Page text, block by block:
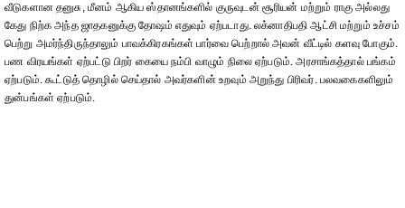
வீடுகளான தனுசு, மீனம் ஆகிய ஸ்தானங்களில் குருவுடன் சூரியன் மற்றும் ராகு அல்லது
கேது நிற்க அந்த ஜாதகனுக்கு தோஷம் எதுவும் ஏற்படாது. லக்னாதிபதி ஆட்சி மற்றும் உச்சம்
பெற்று அமர்ந்திருந்தாலும் பாவக்கிரகங்கள் பார்வை பெற்றால் அவன் வீட்டில் களவு போகும்.
பண விரயங்கள் ஏற்பட்டு பிறர் கையை நம்பி வாழும் நிலை ஏற்படும். அரசாங்கத்தால் பங்கம்
ஏற்படும். கூட்டுத் தொழில் செய்தால் அவர்களின் உறவும் அறுந்து பிரிவர். பலவகைகளிலும்
துன்பங்கள் ஏற்படும்.